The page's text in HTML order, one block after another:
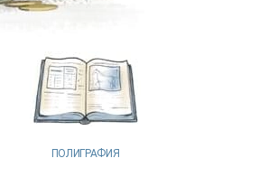
ПОЛИГРАФИЯ